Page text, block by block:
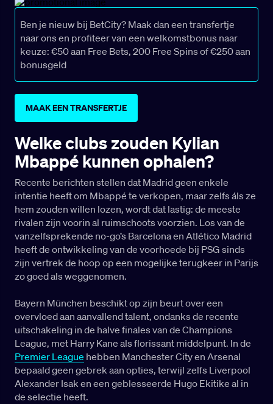
Ben je nieuw bij BetCity? Maak dan een transfertje
naar ons en profiteer van een welkomstbonus naar
keuze: €50 aan Free Bets, 200 Free Spins of €250 aan
bonusgeld
MAAK EEN TRANSFERTJE
Welke clubs zouden Kylian
Mbappé kunnen ophalen?
Recente berichten stellen dat Madrid geen enkele
intentie heeft om Mbappé te verkopen, maar zelfs áls ze
hem zouden willen lozen, wordt dat lastig: de meeste
rivalen zijn voorin al ruimschoots voorzien. Los van de
vanzelfsprekende no-go’s Barcelona en Atlético Madrid
heeft de ontwikkeling van de voorhoede bij PSG sinds
zijn vertrek de hoop op een mogelijke terugkeer in Parijs
zo goed als weggenomen.
Bayern München beschikt op zijn beurt over een
overvloed aan aanvallend talent, ondanks de recente
uitschakeling in de halve finales van de Champions
League, met Harry Kane als florissant middelpunt. In de
Premier League hebben Manchester City en Arsenal
bepaald geen gebrek aan opties, terwijl zelfs Liverpool
Alexander Isak en een geblesseerde Hugo Ekitike al in
de selectie heeft.